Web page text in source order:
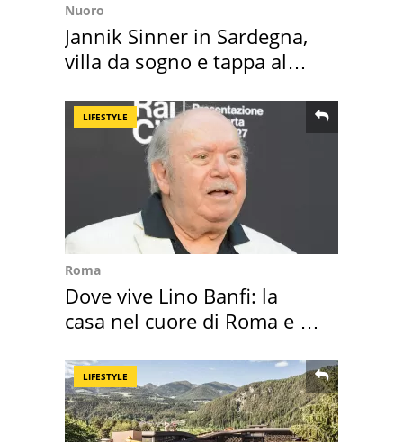
Nuoro
Jannik Sinner in Sardegna,
villa da sogno e tappa al
LIFESTYLE
Roma
Dove vive Lino Banfi: la
casa nel cuore di Roma e i
LIFESTYLE